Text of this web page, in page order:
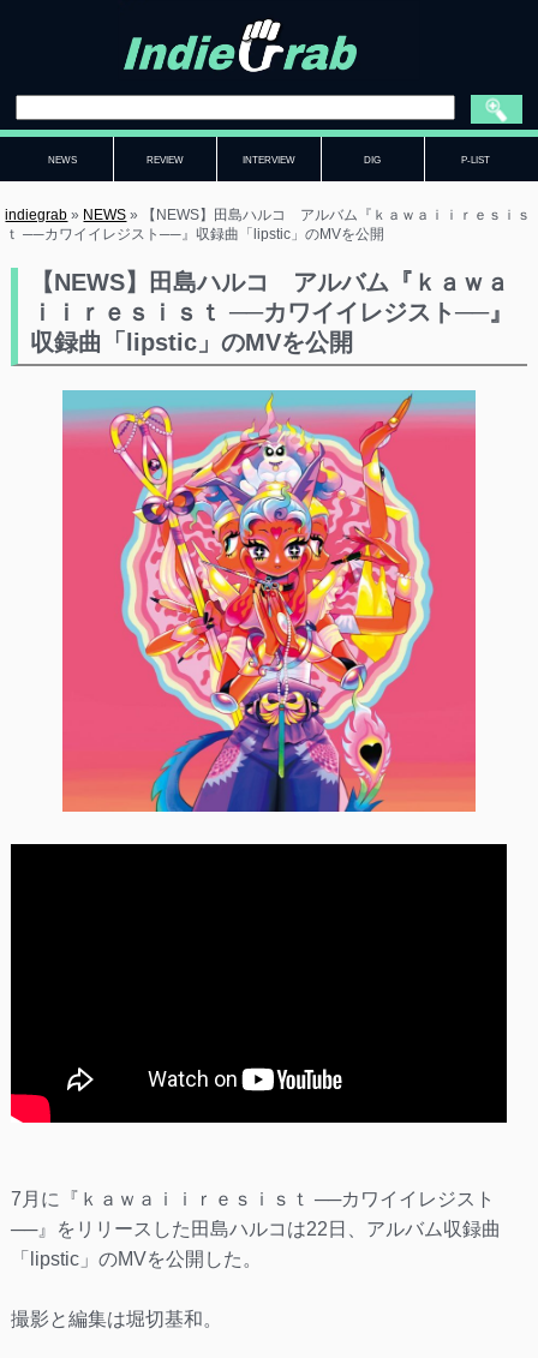
NEWS REVIEW INTERVIEW DIG P-LIST
indiegrab » NEWS »
【NEWS】田島ハルコ アルバム『ｋａｗａｉｉｒｅｓｉｓ
ｔ ──カワイイレジスト──』収録曲「lipstic」のMVを公開
【NEWS】田島ハルコ アルバム『ｋａｗａ
ｉｉｒｅｓｉｓｔ ──カワイイレジスト──』
収録曲「lipstic」のMVを公開
7月に『ｋａｗａｉｉｒｅｓｉｓｔ ──カワイイレジスト
──』をリリースした田島ハルコは22日、アルバム収録曲
「lipstic」のMVを公開した。
撮影と編集は堀切基和。